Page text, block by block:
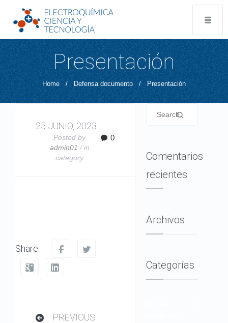
Presentación
Home / Defensa documento / Presentación
25 JUNIO, 2023
Posted by
admin01 / in
category
0
Share:
PREVIOUS
Comentarios
recientes
Archivos
Categorías